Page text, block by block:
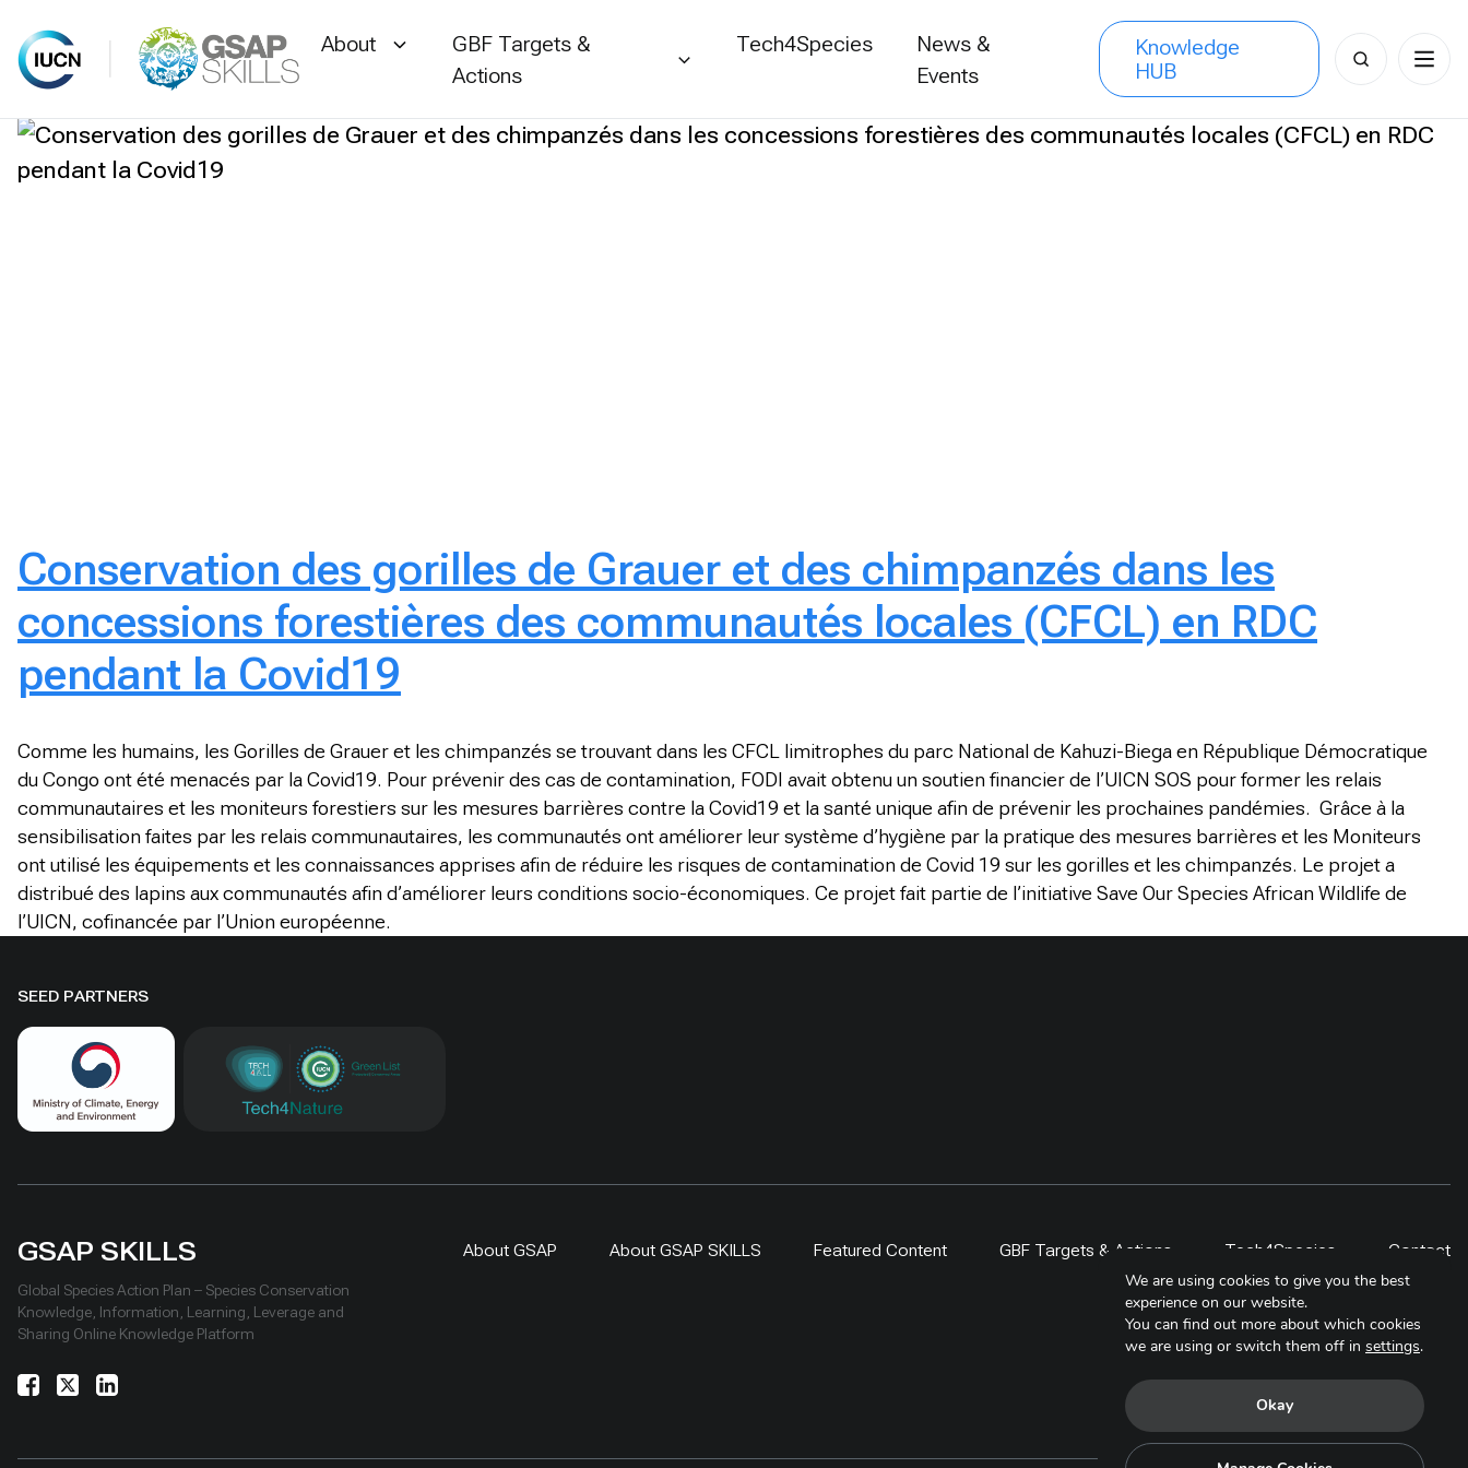
Skip
to
About
GBF Targets &
Actions
Tech4Species
News &
Events
Knowledge
HUB
Search
for:
Conservation des gorilles de Grauer et des chimpanzés dans les
concessions forestières des communautés locales (CFCL) en RDC
pendant la Covid19
Comme les humains, les Gorilles de Grauer et les chimpanzés se trouvant dans les CFCL limitrophes du parc National de Kahuzi-Biega en République Démocratique
du Congo ont été menacés par la Covid19. Pour prévenir des cas de contamination, FODI avait obtenu un soutien financier de l’UICN SOS pour former les relais
communautaires et les moniteurs forestiers sur les mesures barrières contre la Covid19 et la santé unique afin de prévenir les prochaines pandémies. Grâce à la
sensibilisation faites par les relais communautaires, les communautés ont améliorer leur système d’hygiène par la pratique des mesures barrières et les Moniteurs
ont utilisé les équipements et les connaissances apprises afin de réduire les risques de contamination de Covid 19 sur les gorilles et les chimpanzés. Le projet a
distribué des lapins aux communautés afin d’améliorer leurs conditions socio-économiques. Ce projet fait partie de l’initiative Save Our Species African Wildlife de
l’UICN, cofinancée par l’Union européenne.
SEED PARTNERS
GSAP SKILLS
Global Species Action Plan – Species Conservation
Knowledge, Information, Learning, Leverage and
Sharing Online Knowledge Platform
About GSAP About GSAP SKILLS Featured Content GBF Targets & Actions Tech4Species
Contact
We are using cookies to give you the best
experience on our website.
You can find out more about which cookies
we are using or switch them off in settings.
Okay